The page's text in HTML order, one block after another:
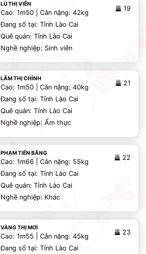
LÙ THỊ VIÊN
19
Cao: 1m50 | Cân nặng: 42kg
Đang số tại: Tỉnh Lào Cai
Quê quán: Tỉnh Lào Cai
Nghề nghiệp: Sinh viên
LÂM THỊ CHÌNH
21
Cao: 1m50 | Cân nặng: 40kg
Đang số tại: Tỉnh Lào Cai
Quê quán: Tỉnh Lào Cai
Nghề nghiệp: Ẩm thực
PHẠM TIẾN BẰNG
22
Cao: 1m66 | Cân nặng: 55kg
Đang số tại: Tỉnh Lào Cai
Quê quán: Tỉnh Lào Cai
Nghề nghiệp: Khác
VÀNG THỊ MƠI
23
Cao: 1m55 | Cân nặng: 45kg
Đang số tại: Tỉnh Lào Cai